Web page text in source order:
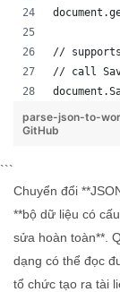
// supports
// call
parse-json-to-
GitHub
```
Chuyển đổi
**bộ dữ liệu có
sửa hoàn toàn**.
dạng có thể đọc
tổ chức tạo ra tài